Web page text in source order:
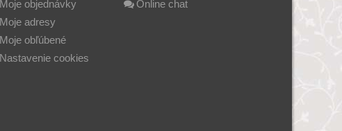
Moje objednávky
Moje adresy
Moje obľúbené
Nastavenie cookies
Online chat